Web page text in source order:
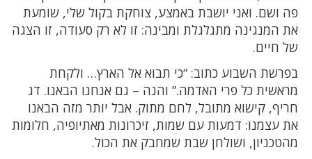
פה ושם. ואני יושבת באמצע, צוחקת בקול שלי, שומעת
את המנגינה מתגלגלת ומבינה: זו לא רק סעודה, זו הצגה
של חיים.
בפרשת השבוע כתוב: “כי תבוא אל הארץ… ולקחת
מראשית כל פרי האדמה.” והנה – גם אנחנו הבאנו. דג
חריף, קישוא מתובל, לחם מתוק. אבל יותר מזה הבאנו
את עצמנו: דמעות עם שמות, זיכרונות מאתיופיה, חלומות
מהטכניון, ושולחן שבת שמחבק את הכול.